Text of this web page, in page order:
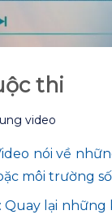
thi
video
nói về
môi trường
: Quay lại